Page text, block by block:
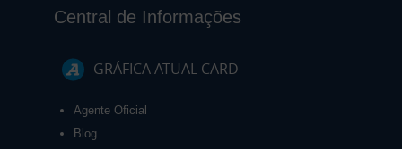
Central de Informações
GRÁFICA ATUAL CARD
Agente Oficial
Blog